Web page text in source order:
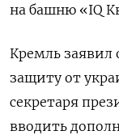
на башню «IQ
Кремль заявил
защиту от
секретаря
вводить